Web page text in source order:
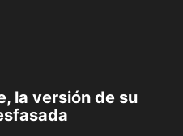
la versión de su